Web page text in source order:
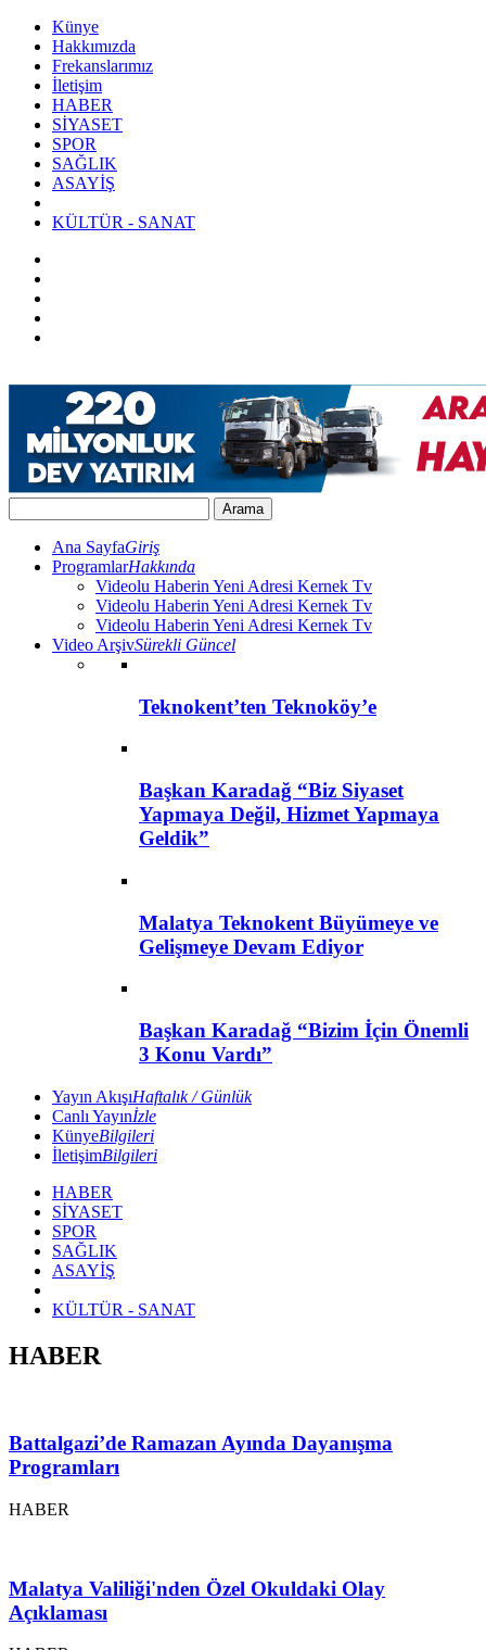
Künye
Hakkımızda
Frekanslarımız
İletişim
HABER
SİYASET
SPOR
SAĞLIK
ASAYİŞ
KÜLTÜR - SANAT
Ana SayfaGiriş
ProgramlarHakkında
Videolu Haberin Yeni Adresi Kernek Tv
Videolu Haberin Yeni Adresi Kernek Tv
Videolu Haberin Yeni Adresi Kernek Tv
Video ArşivSürekli Güncel
Teknokent’ten Teknoköy’e
Başkan Karadağ “Biz Siyaset
Yapmaya Değil, Hizmet Yapmaya
Geldik”
Malatya Teknokent Büyümeye ve
Gelişmeye Devam Ediyor
Başkan Karadağ “Bizim İçin Önemli
3 Konu Vardı”
Yayın AkışıHaftalık / Günlük
Canlı Yayınİzle
KünyeBilgileri
İletişimBilgileri
HABER
SİYASET
SPOR
SAĞLIK
ASAYİŞ
KÜLTÜR - SANAT
HABER
Battalgazi’de Ramazan Ayında Dayanışma
Programları
HABER
Malatya Valiliği'nden Özel Okuldaki Olay
Açıklaması